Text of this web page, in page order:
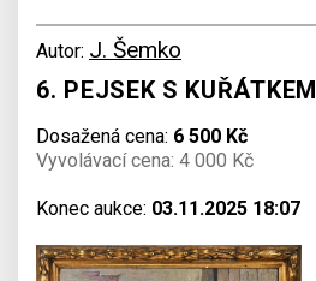
Autor: J. Šemko
6. PEJSEK S KUŘÁTKEM
Dosažená cena: 6 500 Kč
Vyvolávací cena: 4 000 Kč
Konec aukce: 03.11.2025 18:07